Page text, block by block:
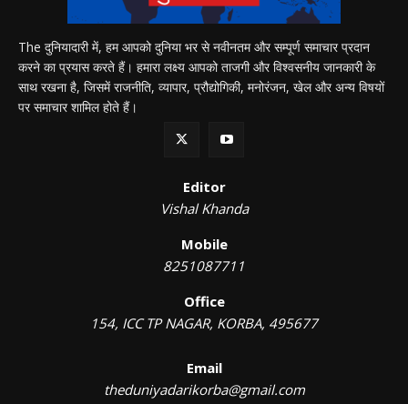
The दुनियादारी में, हम आपको दुनिया भर से नवीनतम और सम्पूर्ण समाचार प्रदान
करने का प्रयास करते हैं। हमारा लक्ष्य आपको ताजगी और विश्वसनीय जानकारी के
साथ रखना है, जिसमें राजनीति, व्यापार, प्रौद्योगिकी, मनोरंजन, खेल और अन्य विषयों
पर समाचार शामिल होते हैं।
Editor
Vishal Khanda
Mobile
8251087711
Office
154, ICC TP NAGAR, KORBA, 495677
Email
theduniyadarikorba@gmail.com